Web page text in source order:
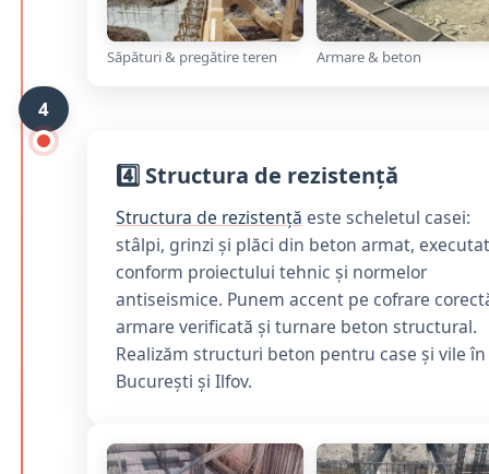
Săpături & pregătire teren Armare & beton
4
4️⃣ Structura de rezistență
Structura de rezistență este scheletul casei:
stâlpi, grinzi și plăci din beton armat,
conform proiectului tehnic și normelor
antiseismice. Punem accent pe cofrare
armare verificată și turnare beton structural.
Realizăm structuri beton pentru case și vile în
București și Ilfov.